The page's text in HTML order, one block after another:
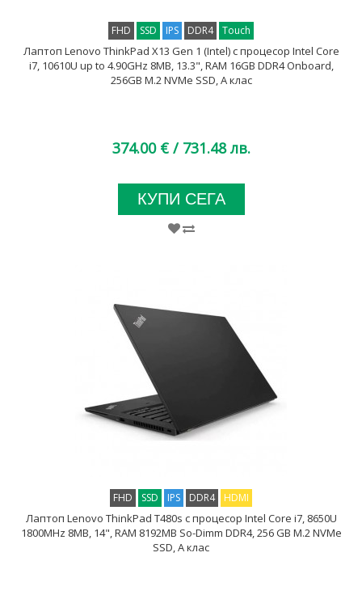
FHD SSD IPS DDR4 Touch
Лаптоп Lenovo ThinkPad X13 Gen 1 (Intel) с процесор Intel Core
i7, 10610U up to 4.90GHz 8MB, 13.3", RAM 16GB DDR4 Onboard,
256GB M.2 NVMe SSD, A клас
374.00 € / 731.48 лв.
КУПИ СЕГА
FHD SSD IPS DDR4 HDMI
Лаптоп Lenovo ThinkPad T480s с процесор Intel Core i7, 8650U
1800MHz 8MB, 14", RAM 8192MB So-Dimm DDR4, 256 GB M.2 NVMe
SSD, A клас